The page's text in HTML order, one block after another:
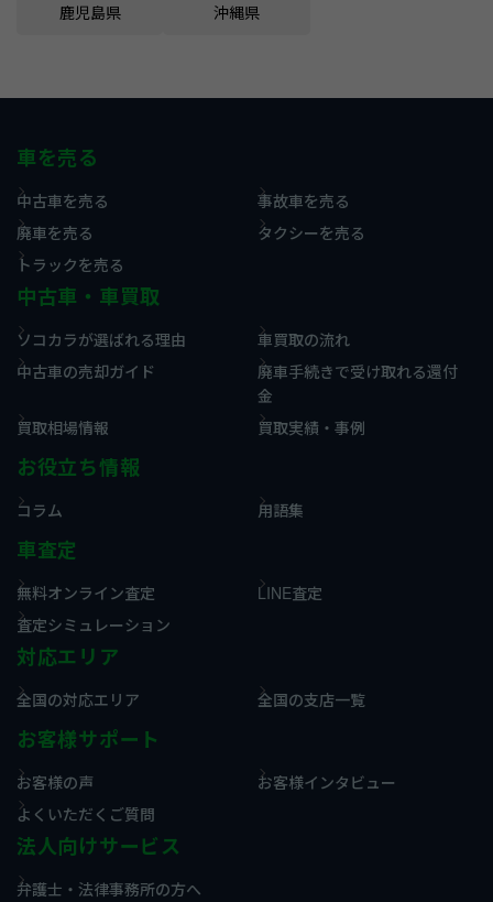
鹿児島県 沖縄県
車を売る
中古車を売る
事故車を売る
廃車を売る
タクシーを売る
トラックを売る
中古車・車買取
ソコカラが選ばれる理由
車買取の流れ
中古車の売却ガイド
廃車手続きで受け取れる還付
金
買取相場情報
買取実績・事例
お役立ち情報
コラム 用語集
車査定
無料オンライン査定
LINE査定
査定シミュレーション
対応エリア
全国の対応エリア 全国の支店一覧
お客様サポート
お客様の声
お客様インタビュー
よくいただくご質問
法人向けサービス
弁護士・法律事務所の方へ